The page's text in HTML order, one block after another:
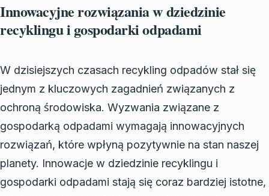
Innowacyjne rozwiązania w dziedzinie
recyklingu i gospodarki odpadami
W dzisiejszych czasach recykling odpadów stał się
jednym z kluczowych zagadnień związanych z
ochroną środowiska. Wyzwania związane z
gospodarką odpadami wymagają innowacyjnych
rozwiązań, które wpłyną pozytywnie na stan naszej
planety. Innowacje w dziedzinie recyklingu i
gospodarki odpadami stają się coraz bardziej istotne,